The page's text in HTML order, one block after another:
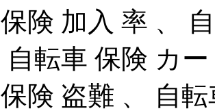
険 加入 率 、
自転車 保険 カ
険 盗難 、 自